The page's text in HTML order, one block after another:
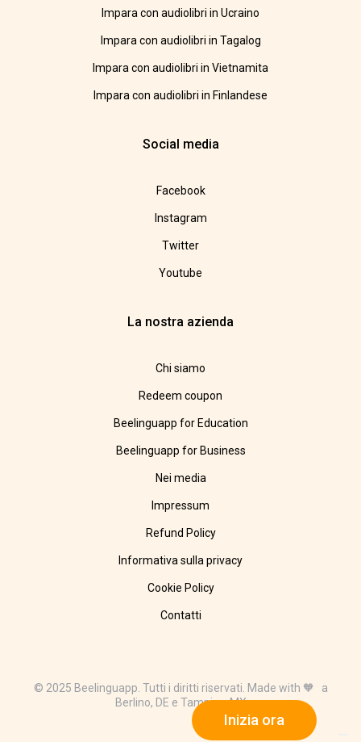
Inizia ora
Impara con audiolibri in Ucraino
Impara con audiolibri in Tagalog
Impara con audiolibri in Vietnamita
Impara con audiolibri in Finlandese
Social media
Facebook
Instagram
Twitter
Youtube
La nostra azienda
Chi siamo
Redeem coupon
Beelinguapp for Education
Beelinguapp for Business
Nei media
Impressum
Refund Policy
Informativa sulla privacy
Cookie Policy
Contatti
© 2025 Beelinguapp. Tutti i diritti riservati. Made with 🧡 a
Berlino, DE e Tampico, MX